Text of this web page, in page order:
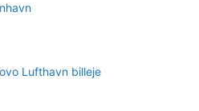
Lufthavn billeje